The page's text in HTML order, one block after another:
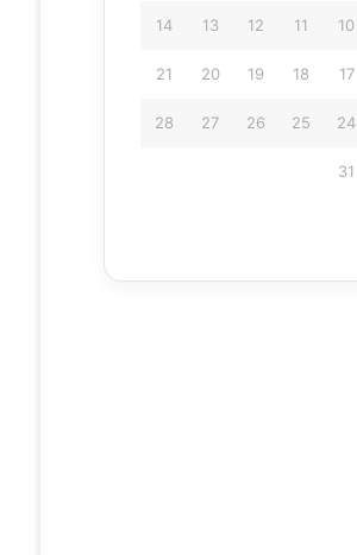
10
11
12
13
14
17
18
19
20
21
24
25
26
27
28
31